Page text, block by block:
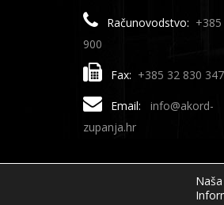
Računovodstvo:
900
Fax: +385 32 830 347
Email:
info@akord-
zupanja.hr